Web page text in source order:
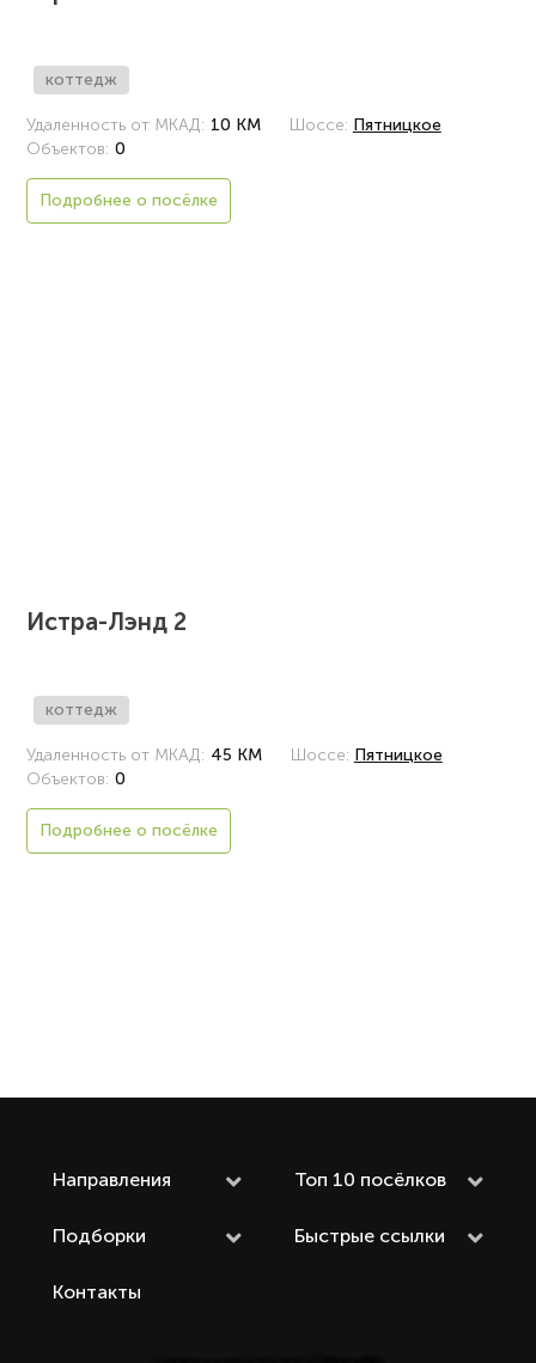
коттедж
Удаленность от МКАД: 10 КМ Шоссе: Пятницкое
Объектов: 0
Подробнее о посёлке
Истра-Лэнд 2
коттедж
Удаленность от МКАД: 45 КМ Шоссе: Пятницкое
Объектов: 0
Подробнее о посёлке
Направления Топ 10 посёлков
Подборки Быстрые ссылки
Контакты